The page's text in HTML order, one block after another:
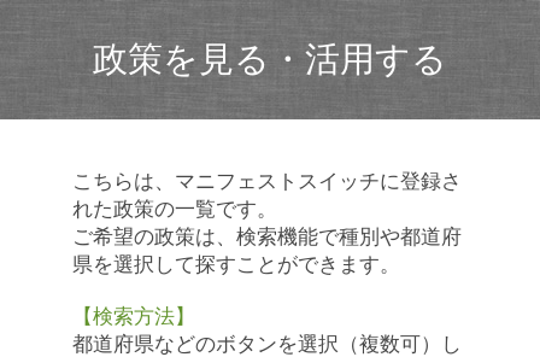
政策を見る・活用する
こちらは、マニフェストスイッチに登録さ
れた政策の一覧です。
ご希望の政策は、検索機能で種別や都道府
県を選択して探すことができます。
【検索方法】
都道府県などのボタンを選択（複数可）し